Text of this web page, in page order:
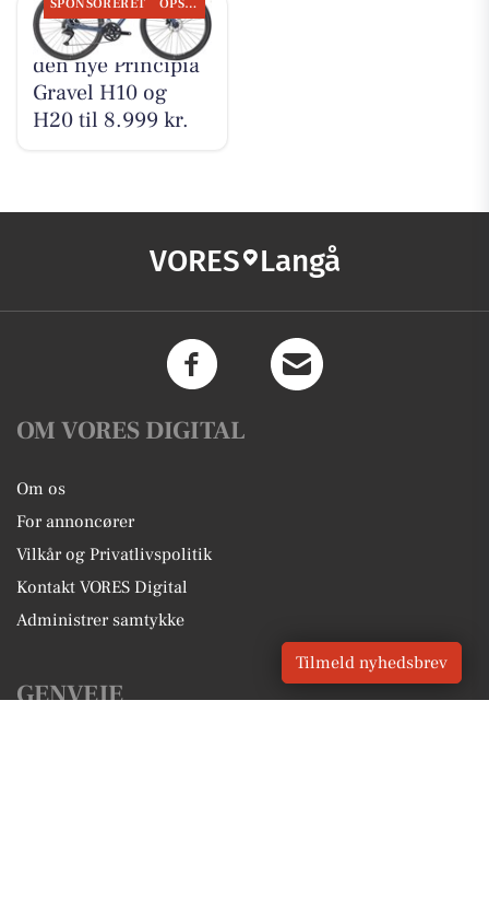
SPONSORERET OPSLAGSTAVLEN
Bike Repair viser
den nye Principia
Gravel H10 og
H20 til 8.999 kr.
VORES Langå
OM VORES DIGITAL
Om os
For annoncører
Vilkår og Privatlivspolitik
Kontakt VORES Digital
Administrer samtykke
GENVEJE
Tilmeld nyhedsbrev